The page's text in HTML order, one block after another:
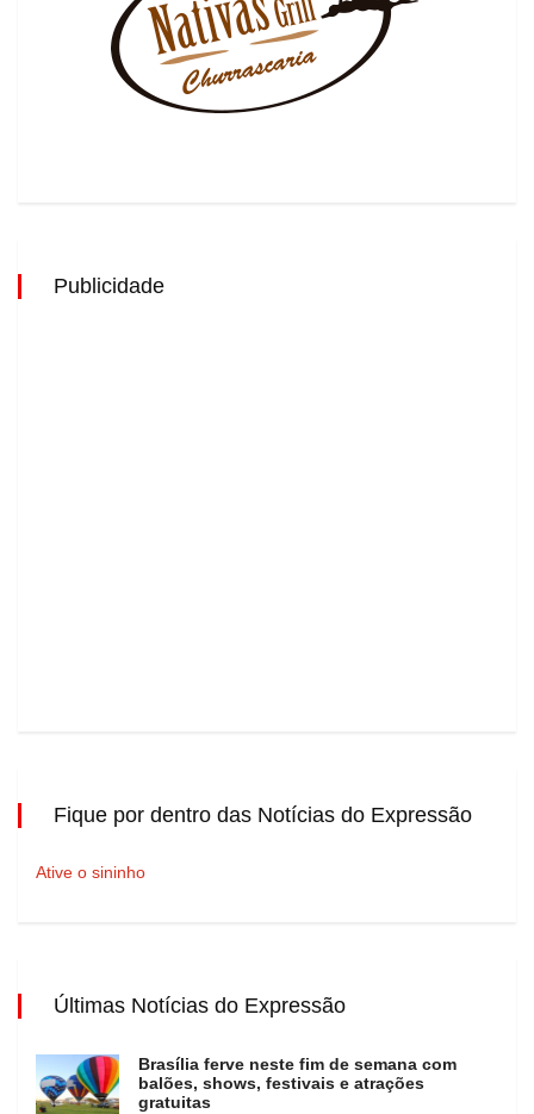
Publicidade
Fique por dentro das Notícias do Expressão
Ative o sininho
Últimas Notícias do Expressão
Brasília ferve neste fim de semana com
balões, shows, festivais e atrações
gratuitas